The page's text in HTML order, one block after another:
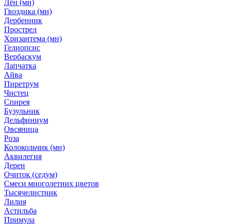
Лён (мн)
Гвоздика (мн)
Дербенник
Прострел
Хризантема (мн)
Гелиопсис
Вербаскум
Лапчатка
Айва
Пиретрум
Чистец
Спирея
Бузульник
Дельфиниум
Овсяница
Роза
Колокольчик (мн)
Аквилегия
Дерен
Очиток (седум)
Смеси многолетних цветов
Тысячелистник
Лилия
Астильба
Примула